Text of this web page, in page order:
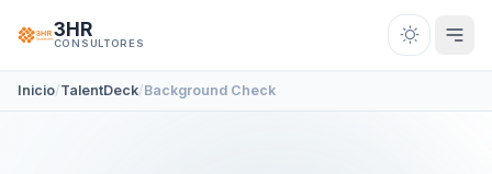
3HR
CONSULTORES
Inicio TalentDeck Background Check